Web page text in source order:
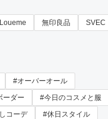
Loueme 無印良品
SVEC
#オーバーオール
ーダー
#今日のコスメと服
コーデ
#休日スタイル